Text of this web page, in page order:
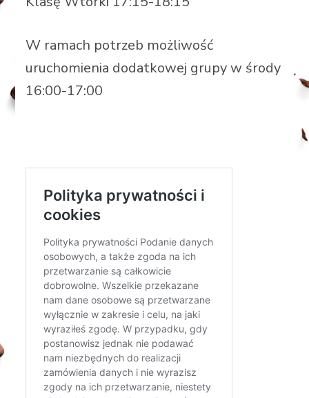
W ramach potrzeb możliwość
uruchomienia dodatkowej grupy w środy
16:00-17:00